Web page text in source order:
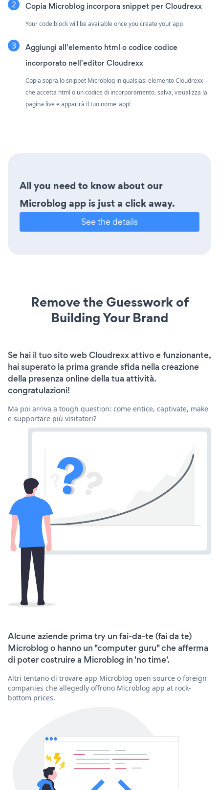
Copia Microblog incorpora snippet per Cloudrexx
Your code block will be available once you create your app
Aggiungi all'elemento html o codice codice
incorporato nell'editor Cloudrexx
Copia sopra lo snippet Microblog in qualsiasi elemento Cloudrexx
che accetta html o un codice di incorporamento. salva, visualizza la
pagina live e apparirà il tuo nome_app!
All you need to know about our
Microblog app is just a click away.
See the details
Remove the Guesswork of
Building Your Brand
Se hai il tuo sito web Cloudrexx attivo e funzionante,
hai superato la prima grande sfida nella creazione
della presenza online della tua attività.
congratulazioni!
Ma poi arriva a tough question: come entice, captivate, make
e supportare più visitatori?
Alcune aziende prima try un fai-da-te (fai da te)
Microblog o hanno un "computer guru" che afferma
di poter costruire a Microblog in 'no time'.
Altri tentano di trovare app Microblog open source o foreign
companies che allegedly offrono Microblog app at rock-
bottom prices.